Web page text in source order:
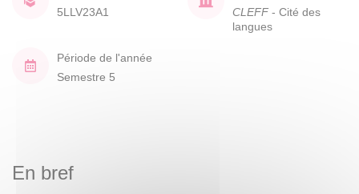
5LLV23A1
CLEFF - Cité des
langues
Période de l'année
Semestre 5
En bref